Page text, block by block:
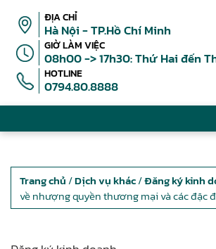
ĐỊA CHỈ
Hà Nội - TP.Hồ Chí Minh
GIỜ LÀM VIỆC
08h00 -> 17h30: Thứ Hai đến
HOTLINE
0794.80.8888
Trang chủ /Dịch vụ khác/Đăng ký kinh
về nhượng quyền thương mại và các đặc